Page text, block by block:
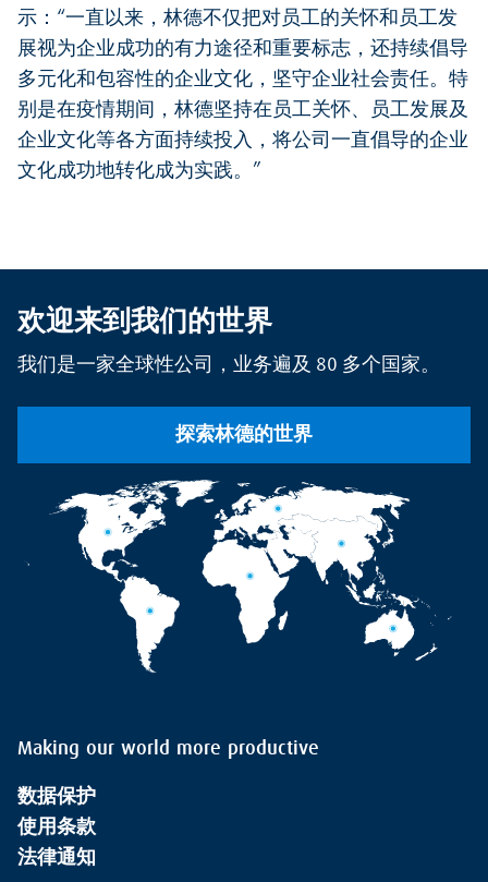
示：“一直以来，林德不仅把对员工的关怀和员工发
展视为企业成功的有力途径和重要标志，还持续倡导
多元化和包容性的企业文化，坚守企业社会责任。特
别是在疫情期间，林德坚持在员工关怀、员工发展及
企业文化等各方面持续投入，将公司一直倡导的企业
文化成功地转化成为实践。”
欢迎来到我们的世界
我们是一家全球性公司，业务遍及 80 多个国家。
探索林德的世界
Making our world more productive
数据保护
使用条款
法律通知